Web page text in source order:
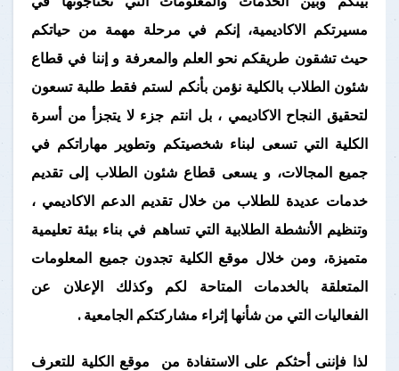
مسيرتكم الاكاديمية، إنكم في مرحلة مهمة من حياتكم
حيث تشقون طريقكم نحو العلم والمعرفة و إننا في قطاع
شئون الطلاب بالكلية نؤمن بأنكم لستم فقط طلبة تسعون
لتحقيق النجاح الاكاديمي ، بل انتم جزء لا يتجزأ من أسرة
الكلية التي تسعى لبناء شخصيتكم وتطوير مهاراتكم في
جميع المجالات، و يسعى قطاع شئون الطلاب إلى تقديم
خدمات عديدة للطلاب من خلال تقديم الدعم الاكاديمي ،
وتنظيم الأنشطة الطلابية التي تساهم في بناء بيئة تعليمية
متميزة، ومن خلال موقع الكلية تجدون جميع المعلومات
المتعلقة بالخدمات المتاحة لكم وكذلك الإعلان عن
الفعاليات التي من شأنها إثراء مشاركتكم الجامعية .
لذا فإننى أحثكم على الاستفادة من موقع الكلية للتعرف